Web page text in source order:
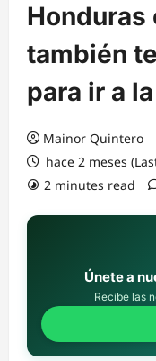
Honduras
también
para ir a
Mainor Quintero
hace 2 meses
2 minutes read
Únete a
Recibe las